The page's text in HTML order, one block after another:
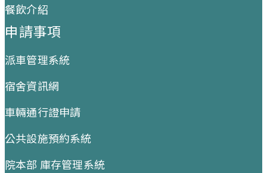
餐飲介紹
申請事項
派車管理系統
宿舍資訊網
車輛通行證申請
公共設施預約系統
院本部 庫存管理系統